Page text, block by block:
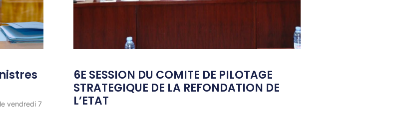
vendredi 7
6E SESSION DU COMITE DE PILOTAGE
STRATEGIQUE DE LA REFONDATION DE
L’ETAT